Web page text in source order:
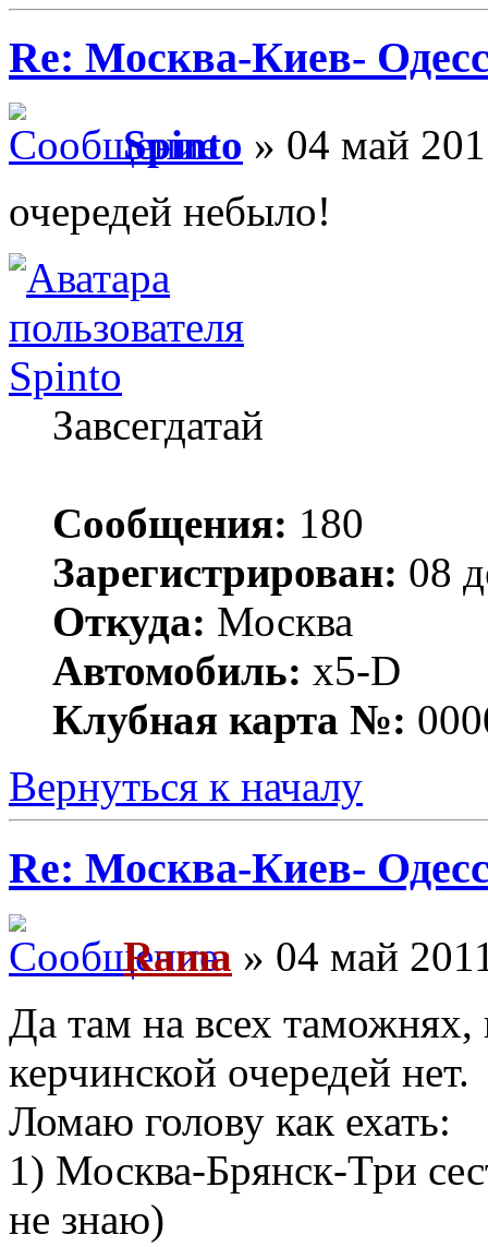
Re: Москва-Киев-
Spinto » 04 май
очередей небыло!
Spinto
Завсегдатай
Сообщения: 180
Зарегистрирован: 08
Откуда: Москва
Автомобиль: x5-D
Клубная карта №:
Вернуться к началу
Re: Москва-Киев-
Rama » 04 май
Да там на всех таможнях,
керчинской очередей нет.
Ломаю голову как ехать:
1) Москва-Брянск-Три
не знаю)